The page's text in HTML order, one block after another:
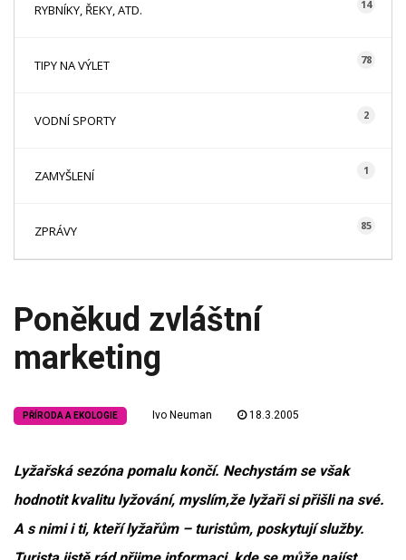
RYBNÍKY, ŘEKY, ATD. 14
TIPY NA VÝLET 78
VODNÍ SPORTY 2
ZAMYŠLENÍ 1
ZPRÁVY 85
Poněkud zvláštní
marketing
PŘÍRODA A EKOLOGIE Ivo Neuman 18.3.2005
Lyžařská sezóna pomalu končí. Nechystám se však
hodnotit kvalitu lyžování, myslím,že lyžaři si přišli na své.
A s nimi i ti, kteří lyžařům – turistům, poskytují služby.